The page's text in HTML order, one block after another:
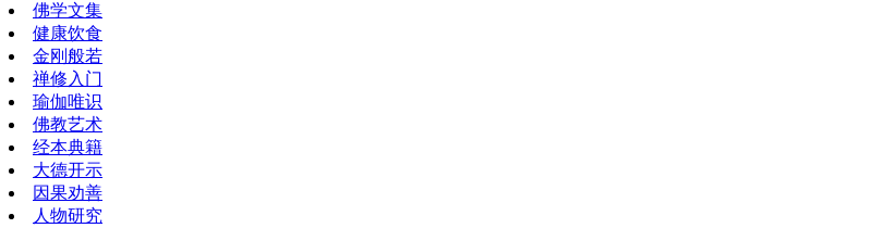
佛学文集
健康饮食
金刚般若
禅修入门
瑜伽唯识
佛教艺术
经本典籍
大德开示
因果劝善
人物研究